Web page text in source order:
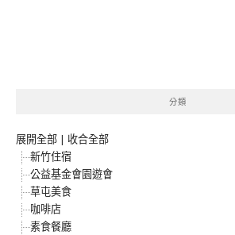
分類
展開全部 | 收合全部
新竹住宿
公益基金會園遊會
草屯美食
咖啡店
素食餐廳